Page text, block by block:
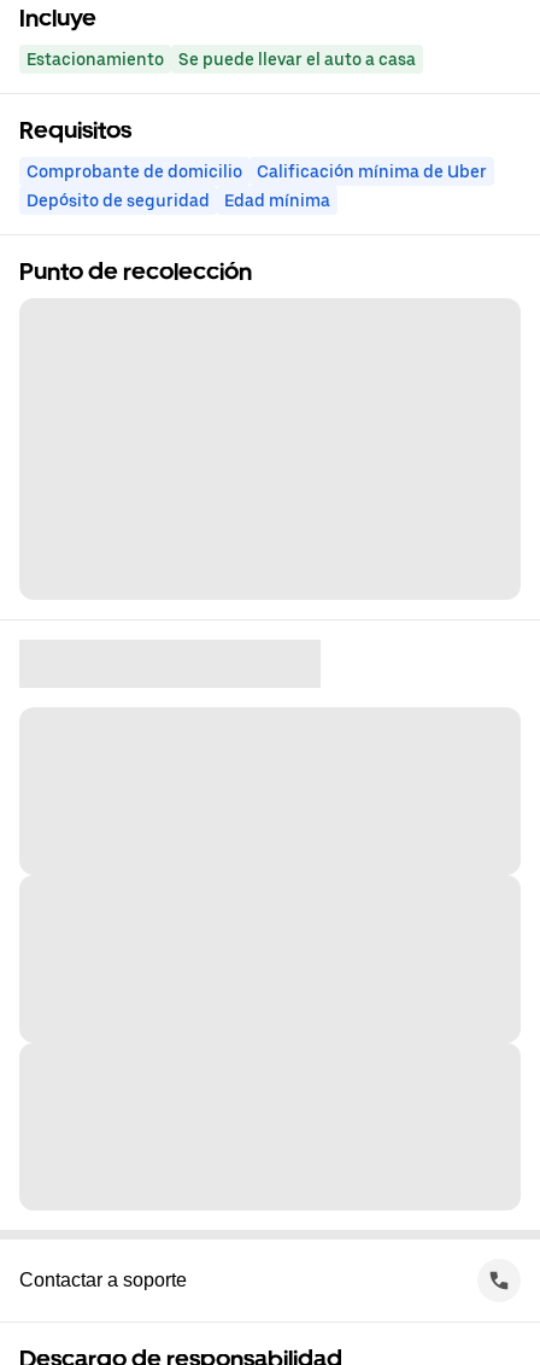
Incluye
Estacionamiento Se puede llevar el auto a casa
Requisitos
Comprobante de domicilio
Calificación mínima de Uber
Depósito de seguridad
Edad mínima
Punto de recolección
Contactar a soporte
Descargo de responsabilidad